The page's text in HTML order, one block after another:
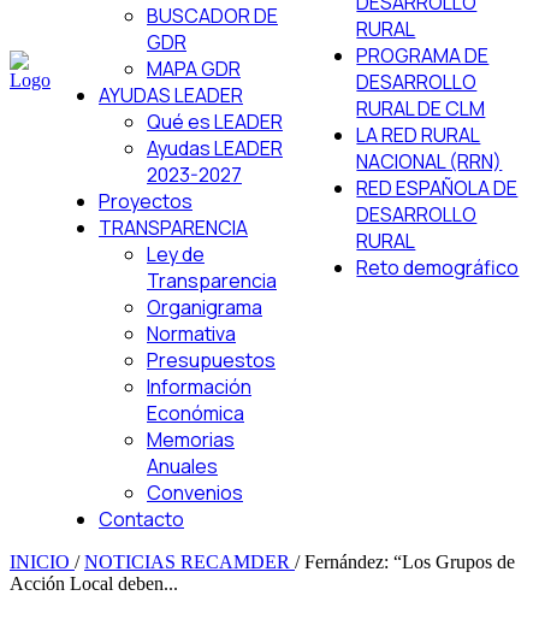
BUSCADOR DE
GDR
MAPA GDR
AYUDAS LEADER
Qué es LEADER
Ayudas LEADER
2023-2027
Proyectos
TRANSPARENCIA
Ley de
Transparencia
Organigrama
Normativa
Presupuestos
Información
Económica
Memorias
Anuales
Convenios
Contacto
RURAL
PROGRAMA DE
DESARROLLO
RURAL DE CLM
LA RED RURAL
NACIONAL (RRN)
RED ESPAÑOLA DE
DESARROLLO
RURAL
Reto demográfico
INICIO /NOTICIAS RECAMDER /Fernández: “Los Grupos de
Acción Local deben...